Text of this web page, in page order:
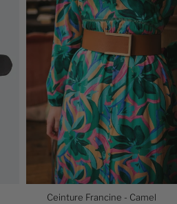
Ceinture Francine - Camel